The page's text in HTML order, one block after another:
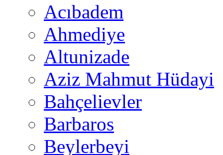
Acıbadem
Ahmediye
Altunizade
Aziz Mahmut Hüdayi
Bahçelievler
Barbaros
Beylerbeyi